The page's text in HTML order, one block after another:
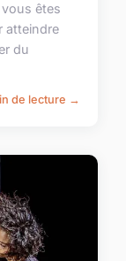
êtes
atteindre
du
de lecture →